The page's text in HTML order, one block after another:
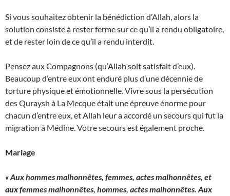
Si vous souhaitez obtenir la bénédiction d’Allah, alors la
solution consiste à rester ferme sur ce qu’il a rendu obligatoire,
et de rester loin de ce qu’il a rendu interdit.
Pensez aux Compagnons (qu’Allah soit satisfait d’eux).
Beaucoup d’entre eux ont enduré plus d’une décennie de
torture physique et émotionnelle. Vivre sous la persécution
des Quraysh à La Mecque était une épreuve énorme pour
chacun d’entre eux, et Allah leur a accordé un secours qui fut la
migration à Médine. Votre secours est également proche.
Mariage
« Aux hommes malhonnêtes, femmes, actes malhonnêtes, et
aux femmes malhonnêtes, hommes, actes malhonnêtes. Aux